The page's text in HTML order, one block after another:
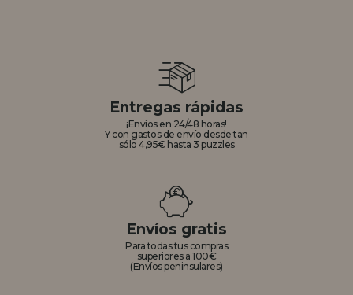
Entregas rápidas
¡Envíos en 24/48 horas!
Y con gastos de envío desde tan
sólo 4,95€ hasta 3 puzzles
Envíos gratis
Para todas tus compras
superiores a 100€
(Envíos peninsulares)